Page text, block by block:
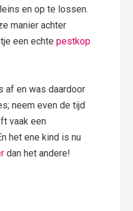
en op te lossen.
manier achter
een echtepestkop
af en was daardoor
neem even de tijd
vaak een
het ene kind is nu
dan het andere!